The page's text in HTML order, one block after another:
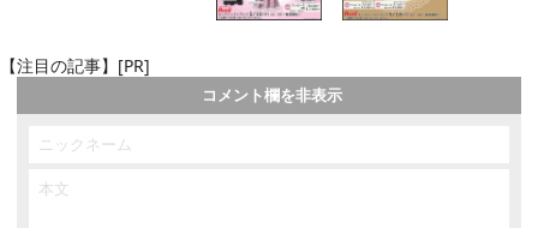
【注目の記事】[PR]
コメント欄を非表示